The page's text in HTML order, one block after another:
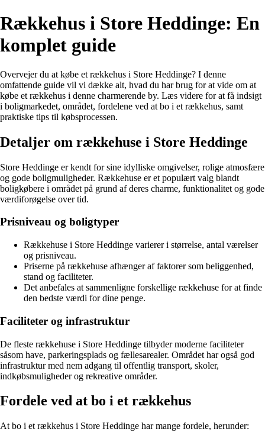
Rækkehus i Store Heddinge: En
komplet guide
Overvejer du at købe et rækkehus i Store Heddinge? I denne
omfattende guide vil vi dække alt, hvad du har brug for at vide om at
købe et rækkehus i denne charmerende by. Læs videre for at få indsigt
i boligmarkedet, området, fordelene ved at bo i et rækkehus, samt
praktiske tips til købsprocessen.
Detaljer om rækkehuse i Store Heddinge
Store Heddinge er kendt for sine idylliske omgivelser, rolige atmosfære
og gode boligmuligheder. Rækkehuse er et populært valg blandt
boligkøbere i området på grund af deres charme, funktionalitet og gode
værdiforøgelse over tid.
Prisniveau og boligtyper
Rækkehuse i Store Heddinge varierer i størrelse, antal værelser
og prisniveau.
Priserne på rækkehuse afhænger af faktorer som beliggenhed,
stand og faciliteter.
Det anbefales at sammenligne forskellige rækkehuse for at finde
den bedste værdi for dine penge.
Faciliteter og infrastruktur
De fleste rækkehuse i Store Heddinge tilbyder moderne faciliteter
såsom have, parkeringsplads og fællesarealer. Området har også god
infrastruktur med nem adgang til offentlig transport, skoler,
indkøbsmuligheder og rekreative områder.
Fordele ved at bo i et rækkehus
At bo i et rækkehus i Store Heddinge har mange fordele, herunder: